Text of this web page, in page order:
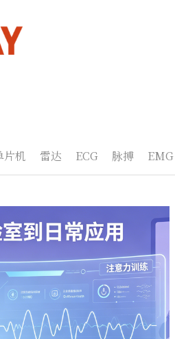
片机 雷达 ECG 脉搏 EMG